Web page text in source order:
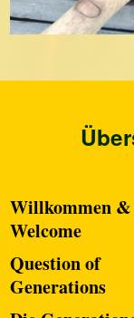
Willkommen &
Welcome
Question of
Generations